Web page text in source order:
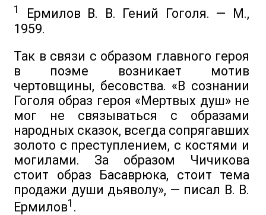
1
Ермилов В. В. Гений Гоголя. — М.,
1959.
Так в связи с образом главного героя
в поэме возникает мотив
чертовщины, бесовства. «В сознании
Гоголя образ героя «Мертвых душ» не
мог не связываться с образами
народных сказок, всегда сопрягавших
золото с преступлением, с костями и
могилами. За образом Чичикова
стоит образ Басаврюка, стоит тема
продажи души дьяволу», — писал В. В.
Ермилов1 .